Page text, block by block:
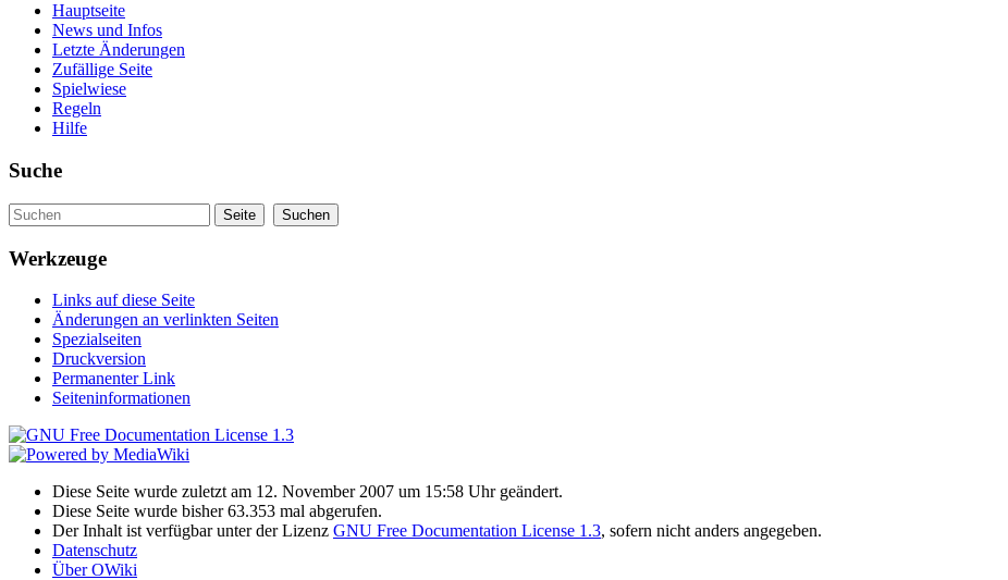
Hauptseite
News und Infos
Letzte Änderungen
Zufällige Seite
Spielwiese
Regeln
Hilfe
Suche
Werkzeuge
Links auf diese Seite
Änderungen an verlinkten Seiten
Spezialseiten
Druckversion
Permanenter Link
Seiteninformationen
Diese Seite wurde zuletzt am 12. November 2007 um 15:58 Uhr geändert.
Diese Seite wurde bisher 63.353 mal abgerufen.
Der Inhalt ist verfügbar unter der Lizenz GNU Free Documentation License 1.3, sofern nicht anders angegeben.
Datenschutz
Über OWiki